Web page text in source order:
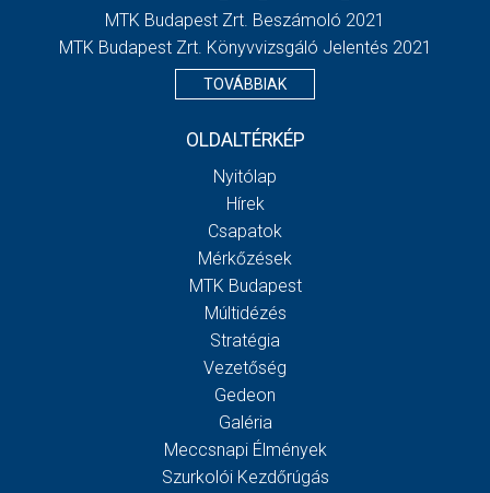
MTK Budapest Zrt. Beszámoló 2021
MTK Budapest Zrt. Könyvvizsgáló Jelentés 2021
TOVÁBBIAK
OLDALTÉRKÉP
Nyitólap
Hírek
Csapatok
Mérkőzések
MTK Budapest
Múltidézés
Stratégia
Vezetőség
Gedeon
Galéria
Meccsnapi Élmények
Szurkolói Kezdőrúgás